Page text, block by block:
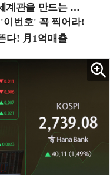
계자로.. (8/20 강남역)